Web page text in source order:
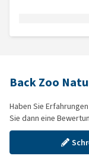
Back Zoo
Haben Sie
Sie dann eine